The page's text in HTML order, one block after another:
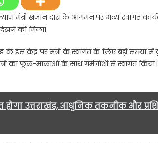
में
मंत्री
खजान
का
भव्य
मंत्री खजान दास के आगमन पर भव्य स्वागत
को मिला।
इस केंद्र पर मंत्री के स्वागत के लिए बड़ी संख्या में
का फूल-मालाओं के साथ गर्मजोशी से स्वागत किया।
उत्तराखंड, आधुनिक तकनीक और